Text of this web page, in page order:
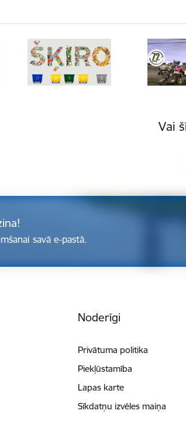
Vai
savā e-pastā.
Noderīgi
Privātuma politika
Piekļūstamība
Lapas karte
Sīkdatņu izvēles maiņa